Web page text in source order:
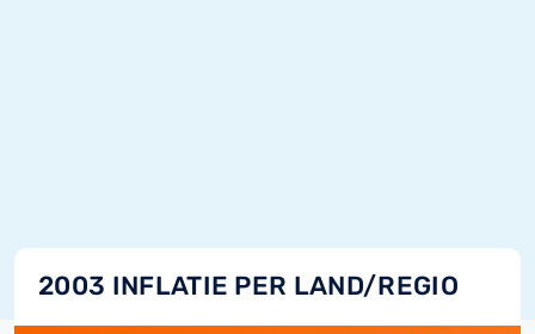
2003 INFLATIE PER LAND/REGIO